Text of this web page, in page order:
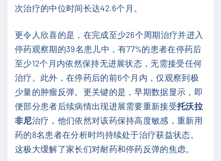
次治疗的中位时间长达42.6个月。
更令人欣喜的是，在完成至少26个周期治疗并进入
停药观察期的39名患儿中，有77%的患者在停药后
至少12个月内依然保持无进展状态，无需接受任何
治疗。此外，在停药后的前6个月内，仅观察到极
少量的肿瘤反弹。更关键的是，早期数据显示，即
便部分患者后续病情出现进展需要重新接受托沃拉
非尼治疗，他们依然对该药保持高度敏感，重新用
药的8名患者在分析时均持续处于治疗获益状态。
这极大缓解了家长们对耐药和停药反弹的焦虑。